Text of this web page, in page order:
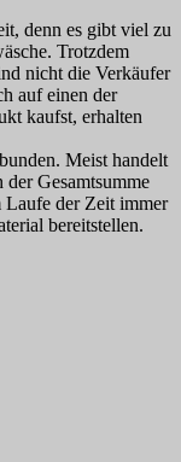
denn es gibt viel zu
Trotzdem
nicht die Verkäufer
auf einen der
kaufst, erhalten
Meist handelt
Gesamtsumme
der Zeit immer
bereitstellen.